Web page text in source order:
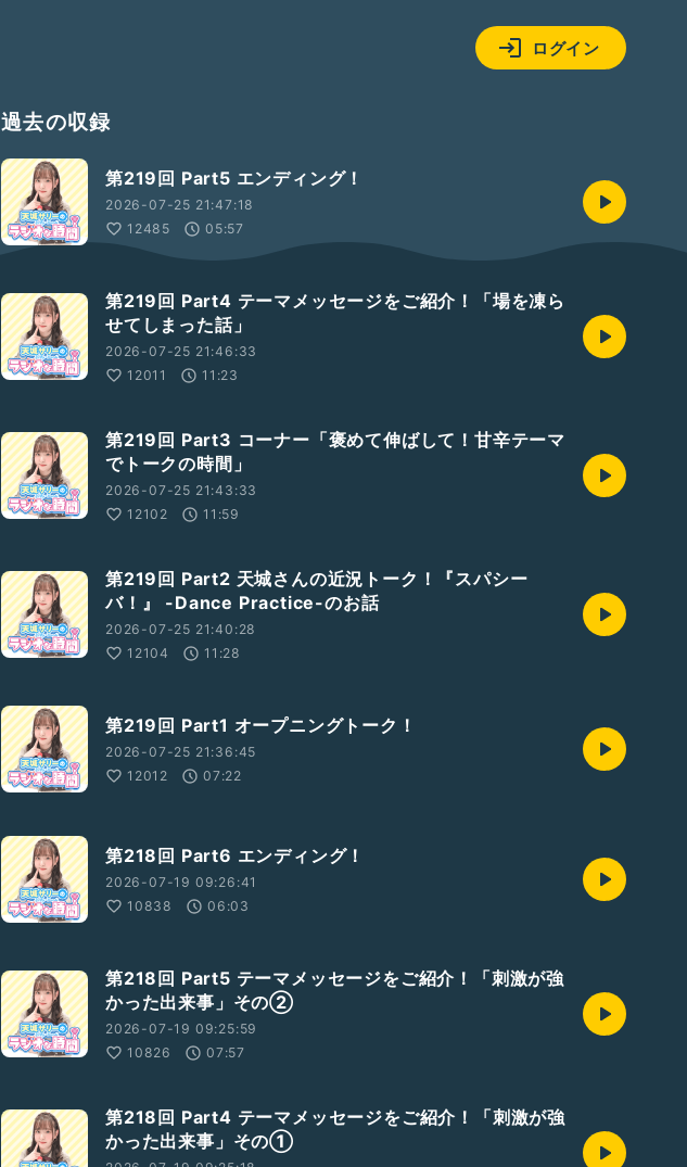
ログイン
過去の収録
第219回 Part5 エンディング！
2026-07-25 21:47:18
12485
05:57
第219回 Part4 テーマメッセージをご紹介！「場を凍ら
せてしまった話」
2026-07-25 21:46:33
12011
11:23
第219回 Part3 コーナー「褒めて伸ばして！甘辛テーマ
でトークの時間」
2026-07-25 21:43:33
12102
11:59
第219回 Part2 天城さんの近況トーク！『スパシー
バ！』 -Dance Practice-のお話
2026-07-25 21:40:28
12104
11:28
第219回 Part1 オープニングトーク！
2026-07-25 21:36:45
12012
07:22
第218回 Part6 エンディング！
2026-07-19 09:26:41
10838
06:03
第218回 Part5 テーマメッセージをご紹介！「刺激が強
かった出来事」その②
2026-07-19 09:25:59
10826
07:57
第218回 Part4 テーマメッセージをご紹介！「刺激が強
かった出来事」その①